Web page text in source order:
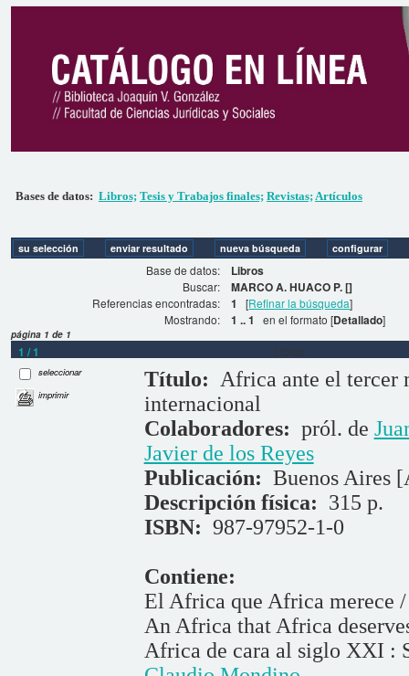
Bases de datos: Libros; Tesis y Trabajos finales; Revistas;Artículos
Base de datos: Libros
Buscar: MARCO A. HUACO P. []
Referencias encontradas: 1 [Refinar la búsqueda]
Mostrando:
1 .. 1 en el formato [Detallado]
página 1 de 1
1 / 1 Libros
seleccionar
imprimir
Título: Africa ante el tercer
internacional
Colaboradores: pról. de
Javier de los Reyes
Publicación: Buenos Aires
Descripción física: 315 p.
ISBN: 987-97952-1-0
Contiene:
El Africa que Africa merece
An Africa that Africa
Africa de cara al siglo XXI :